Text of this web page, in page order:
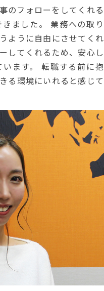
のフォローをしてくれる
ました。 業務への取り
ように自由にさせてくれ
してくれるため、安心し
ます。 転職する前に抱
る環境にいれると感じて